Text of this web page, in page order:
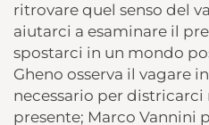
ritrovare quel senso del
aiutarci a esaminare il
spostarci in un mondo
Gheno osserva il vagare
necessario per
presente; Marco Vannini